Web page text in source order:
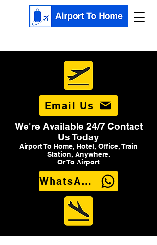
Email Us
We're Available 24/7 Contact
Us Today
Airport To Home, Hotel, Office, Train
Station, Anywhere.
Or To Airport
WhatsApp Us